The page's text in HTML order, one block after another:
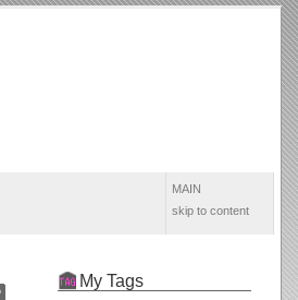
MAIN
skip to content
My Tags